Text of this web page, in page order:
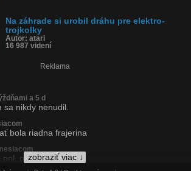
Na záhrade si urobil dráhu pre elektro-
trojkolky
Autor: atari
16 987 videní
Reklama
zobraziť viac ↓
a 5 d
sa nikdy nenudil.
bola riadna frajerina
pol, príprava pol dňa